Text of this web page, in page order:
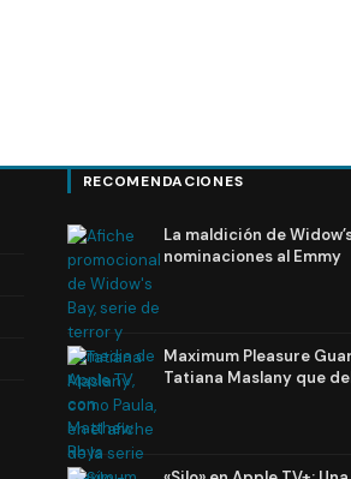
RECOMENDACIONES
La maldición de
nominaciones al Emmy
Maximum Pleasure
Tatiana Maslany que